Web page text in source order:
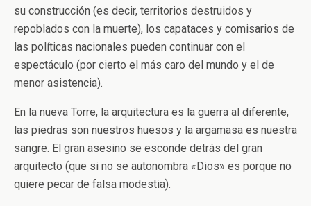
su construcción (es decir, territorios destruidos y
repoblados con la muerte), los capataces y comisarios de
las políticas nacionales pueden continuar con el
espectáculo (por cierto el más caro del mundo y el de
menor asistencia).
En la nueva Torre, la arquitectura es la guerra al diferente,
las piedras son nuestros huesos y la argamasa es nuestra
sangre. El gran asesino se esconde detrás del gran
arquitecto (que si no se autonombra «Dios» es porque no
quiere pecar de falsa modestia).